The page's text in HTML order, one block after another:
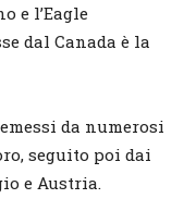
e l’Eagle
dal Canada è la
da numerosi
seguito poi dai
e Austria.